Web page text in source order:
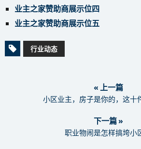
业主之家赞助商展示位四
业主之家赞助商展示位五
行业动态
« 上一篇
小区业主，房子是你的，这十
下一篇 »
职业物闹是怎样搞垮小